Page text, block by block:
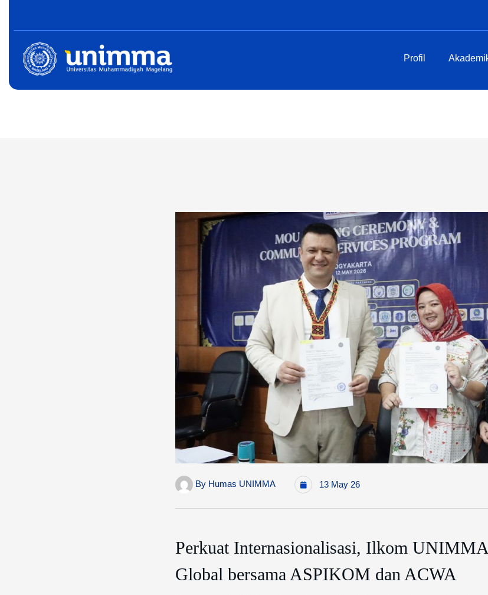
Profil
By Humas UNIMMA 13 May 26
Perkuat Internasionalisasi, Ilkom
Global bersama ASPIKOM dan ACWA